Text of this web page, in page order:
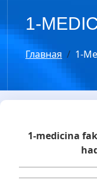
1-
Главная 1-
1-medicina